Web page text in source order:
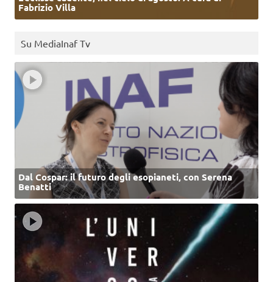
Fabrizio Villa
Su MediaInaf Tv
Dal Cospar: il futuro degli esopianeti, con Serena
Benatti